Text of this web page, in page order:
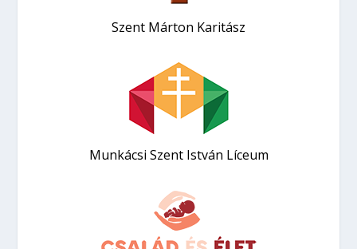
Szent Márton Karitász
Munkácsi Szent István Líceum